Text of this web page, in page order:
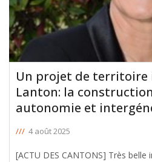
Un projet de territoire
Lanton: la
autonomie et
/// 4 août 2025
[ACTU DES CANTONS] Très